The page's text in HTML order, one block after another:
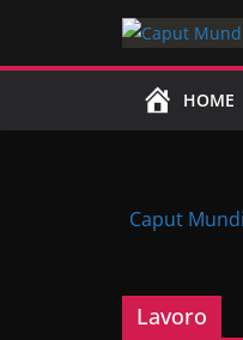
HOME
Caput Mundi
Lavoro